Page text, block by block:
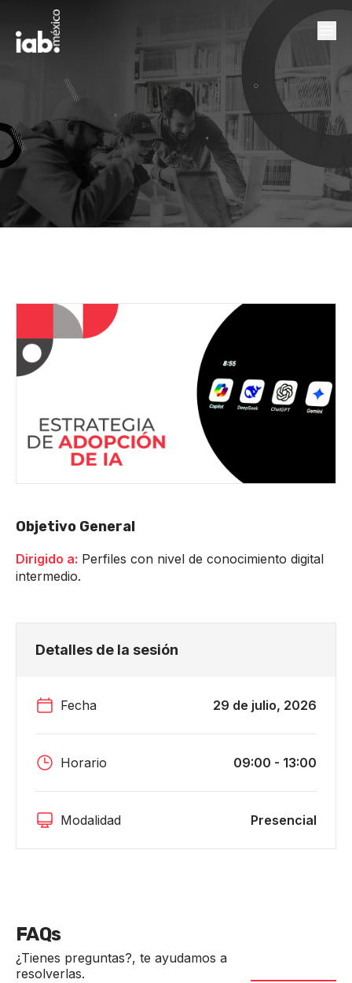
Objetivo General
Dirigido a: Perfiles con nivel de conocimiento digital
intermedio.
Detalles de la sesión
Fecha 29 de julio, 2026
Horario 09:00 - 13:00
Modalidad Presencial
FAQs
¿Tienes preguntas?, te ayudamos a
resolverlas.